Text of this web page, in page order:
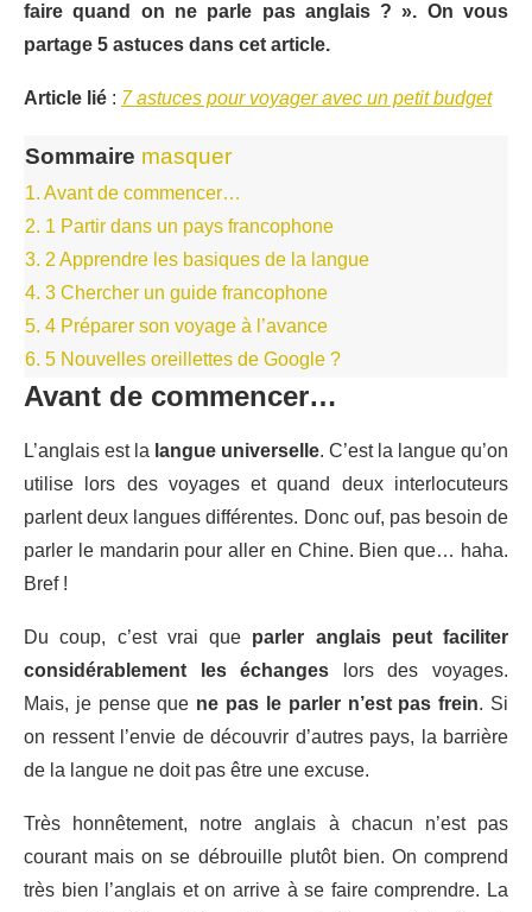
faire quand on ne parle pas anglais ? ». On vous
partage 5 astuces dans cet article.
Article lié : 7 astuces pour voyager avec un petit budget
Sommaire masquer
1. Avant de commencer…
2. 1 Partir dans un pays francophone
3. 2 Apprendre les basiques de la langue
4. 3 Chercher un guide francophone
5. 4 Préparer son voyage à l’avance
6. 5 Nouvelles oreillettes de Google ?
Avant de commencer…
L’anglais est la langue universelle. C’est la langue qu’on
utilise lors des voyages et quand deux interlocuteurs
parlent deux langues différentes. Donc ouf, pas besoin de
parler le mandarin pour aller en Chine. Bien que… haha.
Bref !
Du coup, c’est vrai que parler anglais peut faciliter
considérablement les échanges lors des voyages.
Mais, je pense que ne pas le parler n’est pas frein. Si
on ressent l’envie de découvrir d’autres pays, la barrière
de la langue ne doit pas être une excuse.
Très honnêtement, notre anglais à chacun n’est pas
courant mais on se débrouille plutôt bien. On comprend
très bien l’anglais et on arrive à se faire comprendre. La